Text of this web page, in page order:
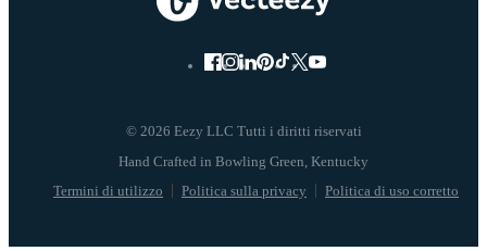
© 2026 Eezy LLC Tutti i diritti riservati
Termini di utilizzo Politica sulla privacy Politica di uso corretto